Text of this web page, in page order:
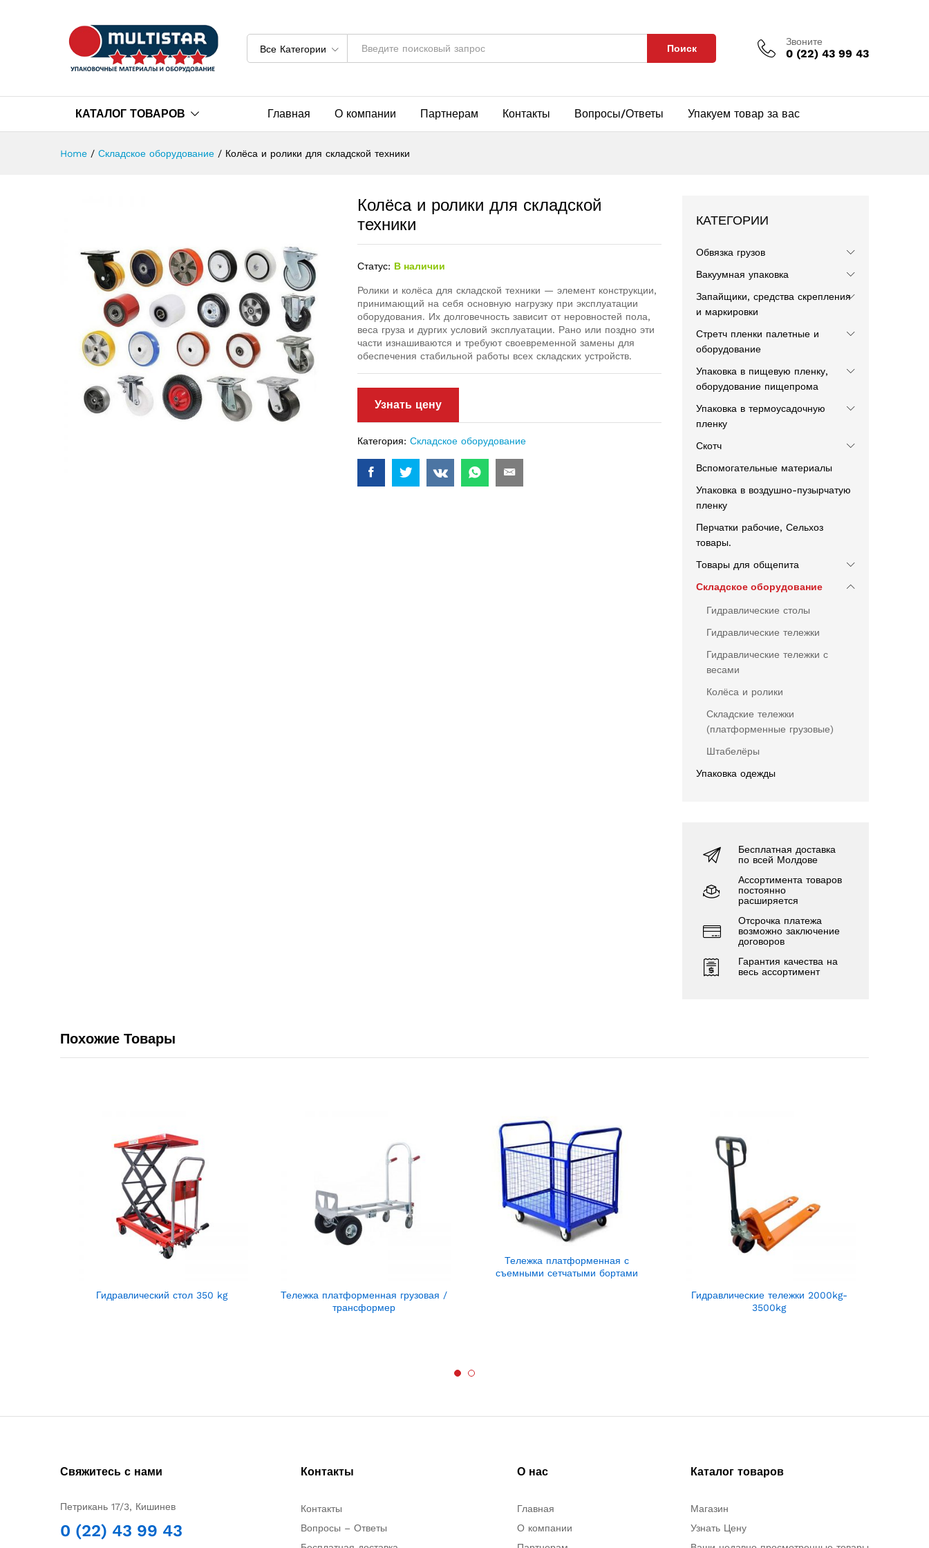
Все Категории Поиск
Звоните
0 (22) 43 99 43
КАТАЛОГ ТОВАРОВ Главная О компании Партнерам Контакты Вопросы/Ответы Упакуем товар за вас
Home / Складское оборудование / Колёса и ролики для складской техники
Колёса и ролики для складской
техники
Статус: В наличии
Ролики и колёса для складской техники — элемент конструкции,
принимающий на себя основную нагрузку при эксплуатации
оборудования. Их долговечность зависит от неровностей пола,
веса груза и дургих условий эксплуатации. Рано или поздно эти
части изнашиваются и требуют своевременной замены для
обеспечения стабильной работы всех складских устройств.
Узнать цену
Категория:Складское оборудование
КАТЕГОРИИ
Обвязка грузов
Вакуумная упаковка
Запайщики, средства скрепления
и маркировки
Стретч пленки палетные и
оборудование
Упаковка в пищевую пленку,
оборудование пищепрома
Упаковка в термоусадочную
пленку
Скотч
Вспомогательные материалы
Упаковка в воздушно-пузырчатую
пленку
Перчатки рабочие, Сельхоз
товары.
Товары для общепита
Складское оборудование
Гидравлические столы
Гидравлические тележки
Гидравлические тележки с
весами
Колёса и ролики
Складские тележки
(платформенные грузовые)
Штабелёры
Упаковка одежды
Бесплатная доставка
по всей Молдове
Ассортимента товаров
постоянно
расширяется
Отсрочка платежа
возможно заключение
договоров
Гарантия качества на
весь ассортимент
Похожие Товары
Гидравлический стол 350 kg
Тележка платформенная грузовая /
трансформер
Тележка платформенная с
съемными сетчатыми бортами
Гидравлические тележки 2000kg-
3500kg
Свяжитесь с нами
Петрикань 17/3, Кишинев
0 (22) 43 99 43
Контакты
Контакты
Вопросы – Ответы
О нас
Главная
О компании
Каталог товаров
Магазин
Узнать Цену